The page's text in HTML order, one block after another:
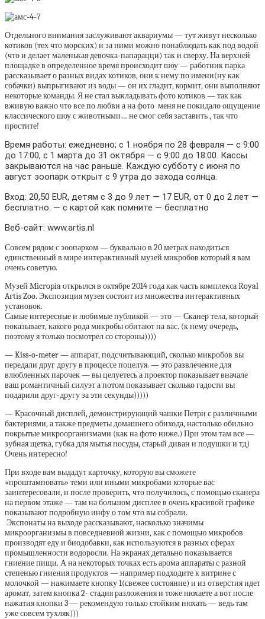
Отдельного внимания заслуживают аквариумы — тут живут несколько
котиков (тех что морских) и за ними можно понаблюдать как под водой
(что и делает маленькая девочка-папарацци) так и сверху. На верхней
площадке в определенное время происходит шоу — работник парка
рассказывает о разных видах котиков, они к нему по имени(ну как
собачки) выпрыгивают из воды — он их гладит, кормит, они выполняют
некоторые команды. Я не стал выкладывать фото котиков — так как
вживую важно что все по любви а на фото меня не покидало ощущение
классического шоу с животными… не смог себя заставить , так что
простите!
Время работы: ежедневно; с 1 ноября по 28 февраля — с 9:00
до 17:00, с 1 марта до 31 октября — с 9:00 до 18:00. Кассы
закрываются на час раньше. Каждую субботу с июня по
август зоопарк открыт с 9 утра до захода солнца.
Вход: 20,50 EUR, детям с 3 до 9 лет — 17 EUR, от 0 до 2 лет —
бесплатно. — с картой как помните — бесплатно
Веб-сайт: www.artis.nl
Совсем рядом с зоопарком — буквально в 20 метрах находиться
единственный в мире интерактивный музей микробов который я вам
очень советую.
Музей Micropia открылся в октябре 2014 года как часть комплекса Royal
Artis Zoo. Экспозиция музея состоит из множества интерактивных
установок.
Самые интересные и любимые публикой — это — Сканер тела, который
показывает, какого рода микробы обитают на вас. (к нему очередь,
поэтому я только посмотрел со стороны))))
— Kiss-o-meter — аппарат, подсчитывающий, сколько микробов вы
передали друг другу в процессе поцелуя. — это развлечение для
влюбленных парочек — вы целуетесь а проектор показывает вначале
ваш романтичный силуэт а потом показывает сколько гадости вы
подарили друг-другу за эти секунды)))))
— Красочный дисплей, демонстрирующий чашки Петри с различными
бактериями, а также предметы домашнего обихода, настолько обильно
покрытые микроорганизмами (как на фото ниже.) При этом там все —
зубная щетка, губка для мытья посуды, старый диван и подушки и тд)
Очень интересно!
При входе вам выдадут карточку, которую вы сможете
«проштамповать» теми или иными микробами которые вас
заинтересовали, и после проверить, что получилось, с помощью сканера
на первом этаже — там на большом дисплее в очень красивой графике
показывают подробную инфу о том что вы собрали.
Экспонаты на выходе рассказывают, насколько значимы
микроорганизмы в повседневной жизни, как с помощью микробов
производят еду и биодобавки, как используются в разных сферах
промышленности водоросли. На экранах детально показывается
гниение пищи. А на некоторых точках есть арома аппараты с разной
степенью гниения продуктов — например подходите к витрине с
молочкой — нажимаете кнопку 1(свежее состояние) и из отверстия идет
аромат, затем кнопка 2- стадия разложения и тоже нюхаете а вот после
нажатия кнопки 3 — рекомендую только стойким нюхать — ведь там
уже совсем тухляк)))